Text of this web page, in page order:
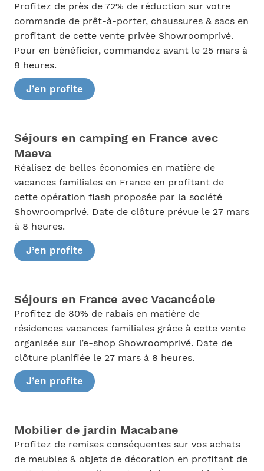
Profitez de près de 72% de réduction sur votre
commande de prêt-à-porter, chaussures & sacs en
profitant de cette vente privée Showroomprivé.
Pour en bénéficier, commandez avant le 25 mars à
8 heures.
J’en profite
Séjours en camping en France avec
Maeva
Réalisez de belles économies en matière de
vacances familiales en France en profitant de
cette opération flash proposée par la société
Showroomprivé. Date de clôture prévue le 27 mars
à 8 heures.
J’en profite
Séjours en France avec Vacancéole
Profitez de 80% de rabais en matière de
résidences vacances familiales grâce à cette vente
organisée sur l’e-shop Showroomprivé. Date de
clôture planifiée le 27 mars à 8 heures.
J’en profite
Mobilier de jardin Macabane
Profitez de remises conséquentes sur vos achats
de meubles & objets de décoration en profitant de